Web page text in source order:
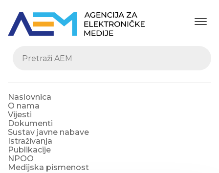
Naslovnica
O nama
Vijesti
Dokumenti
Sustav javne nabave
Istraživanja
Publikacije
NPOO
Medijska pismenost